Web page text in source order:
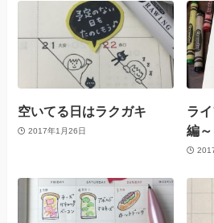
空いてる日はラクガキ
2017年1月26日
ラ
編～